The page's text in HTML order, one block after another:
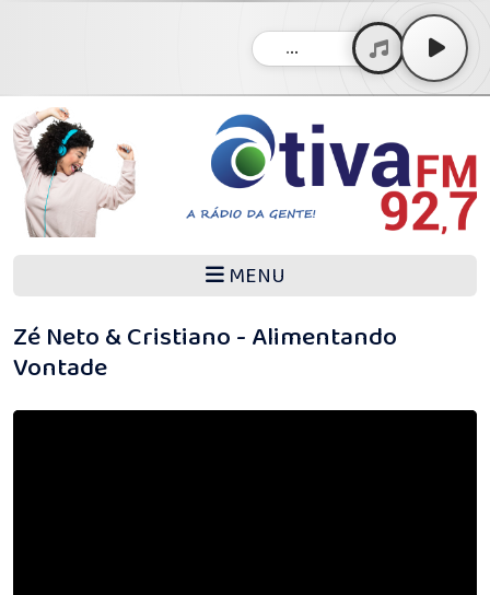
...
MENU
Zé Neto & Cristiano - Alimentando
Vontade